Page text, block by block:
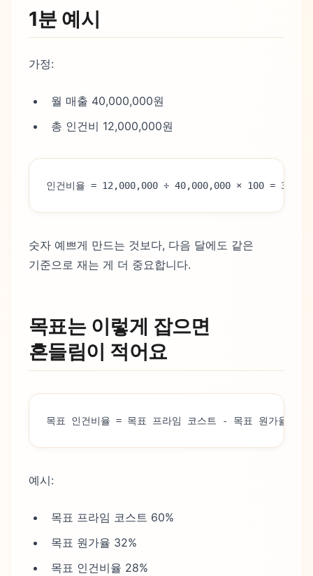
1분 예시
가정:
월 매출 40,000,000원
총 인건비 12,000,000원
인건비율 = 12,000,000 ÷ 40,000,000 × 100 = 30%
숫자 예쁘게 만드는 것보다, 다음 달에도 같은
기준으로 재는 게 더 중요합니다.
목표는 이렇게 잡으면
흔들림이 적어요
목표 인건비율 = 목표 프라임 코스트 - 목표 원가율
예시:
목표 프라임 코스트 60%
목표 원가율 32%
목표 인건비율 28%